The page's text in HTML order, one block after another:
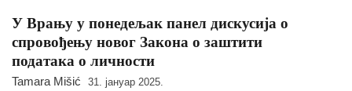
У Врању у понедељак панел дискусија о
спровођењу новог Закона о заштити
података о личности
Tamara Mišić 31. јануар 2025.